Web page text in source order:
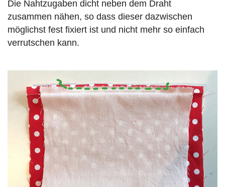
Die Nahtzugaben dicht neben dem Draht
zusammen nähen, so dass dieser dazwischen
möglichst fest fixiert ist und nicht mehr so einfach
verrutschen kann.